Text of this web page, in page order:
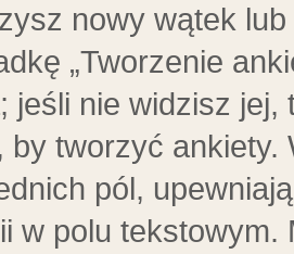
nowy wątek
„Tworzenie
jeśli nie widzisz
by tworzyć ankiety.
pól,
w polu